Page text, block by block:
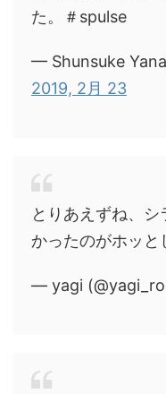
た。＃spulse
— Shunsuke
2019, 2月 23
とりあえずね、
かったのがホッ
— yagi